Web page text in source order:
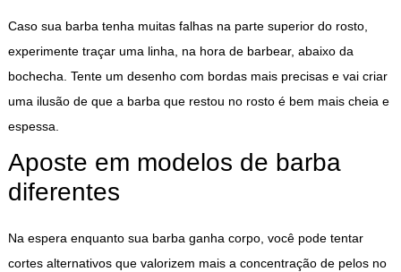
Caso sua barba tenha muitas falhas na parte superior do rosto,
experimente traçar uma linha, na hora de barbear, abaixo da
bochecha. Tente um desenho com bordas mais precisas e vai criar
uma ilusão de que a barba que restou no rosto é bem mais cheia e
espessa.
Aposte em modelos de barba
diferentes
Na espera enquanto sua barba ganha corpo, você pode tentar
cortes alternativos que valorizem mais a concentração de pelos no